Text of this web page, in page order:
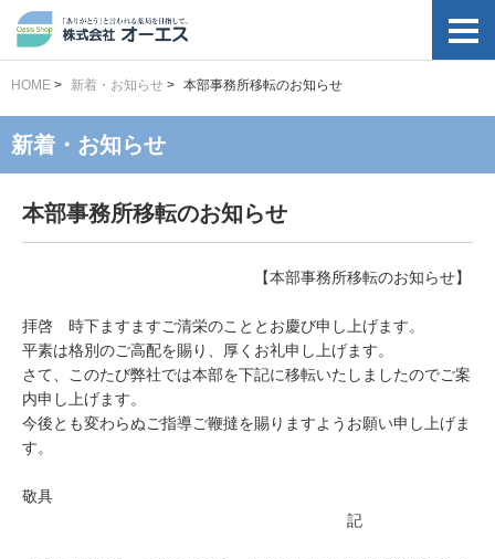
HOME > 新着・お知らせ > 本部事務所移転のお知らせ
新着・お知らせ
本部事務所移転のお知らせ
【本部事務所移転のお知らせ】
拝啓 時下ますますご清栄のこととお慶び申し上げます。
平素は格別のご高配を賜り、厚くお礼申し上げます。
さて、このたび弊社では本部を下記に移転いたしましたのでご案
内申し上げます。
今後とも変わらぬご指導ご鞭撻を賜りますようお願い申し上げま
す。
敬具
記